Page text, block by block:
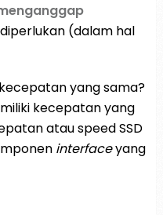
(dalam hal
yang sama?
kecepatan yang
atau speed SSD
interfaceyang